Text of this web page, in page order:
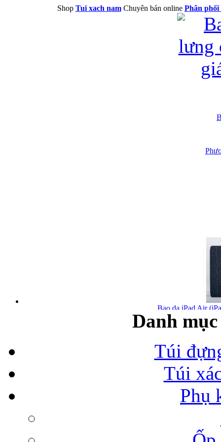
Shop Tui xach namChuyên bán online Phân phối
Bao da iPad Air
Bao da iPad Air
Danh
Túi
Túi
Phụ